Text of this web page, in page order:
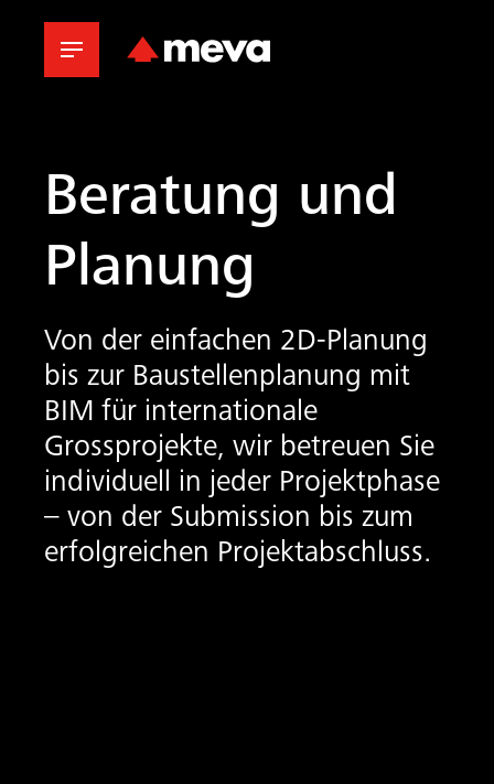
Beratung und
Planung
Von der einfachen 2D-Planung
bis zur Baustellenplanung mit
BIM für internationale
Grossprojekte, wir betreuen Sie
individuell in jeder Projektphase
– von der Submission bis zum
erfolgreichen Projektabschluss.